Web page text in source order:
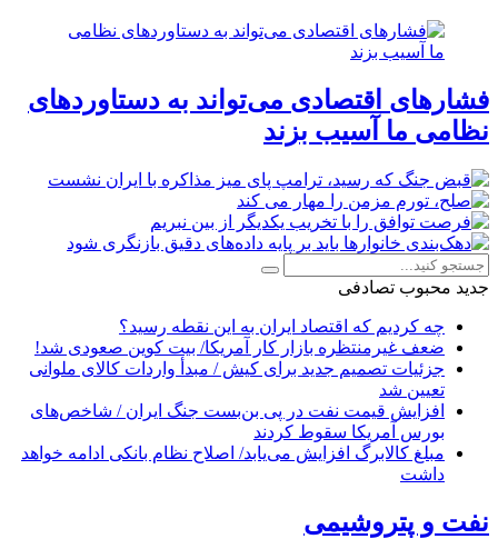
فشارهای اقتصادی می‌تواند به دستاوردهای
نظامی ما آسیب بزند
جدید محبوب تصادفی
چه کردیم که اقتصاد ایران به این نقطه رسید؟
ضعف غیرمنتظره بازار کار آمریکا/ بیت کوین صعودی شد!
جزئیات تصمیم جدید برای کیش / مبدأ واردات کالای ملوانی
تعیین شد
افزایش قیمت نفت در پی بن‌بست جنگ ایران / شاخص‌های
بورس آمریکا سقوط کردند
مبلغ کالابرگ افزایش می‌یابد/ اصلاح نظام بانکی ادامه خواهد
داشت
نفت و پتروشیمی